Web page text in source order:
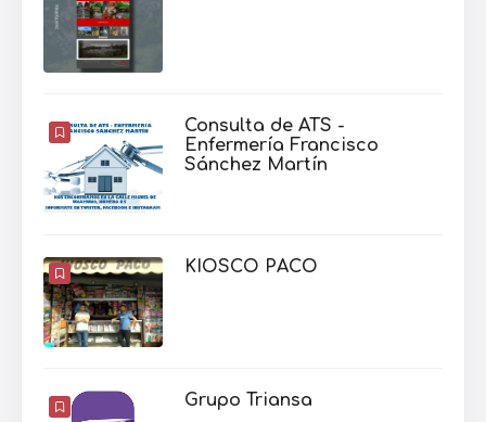
Consulta de ATS -
Enfermería Francisco
Sánchez Martín
KIOSCO PACO
Grupo Triansa